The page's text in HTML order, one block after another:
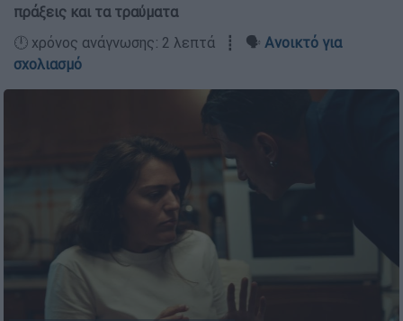
πράξεις και τα τραύματα
🕛 χρόνος ανάγνωσης: 2 λεπτά ┋ 🗣️ Ανοικτό για
σχολιασμό